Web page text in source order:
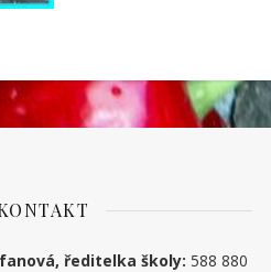
ředitelka školy: 588 880